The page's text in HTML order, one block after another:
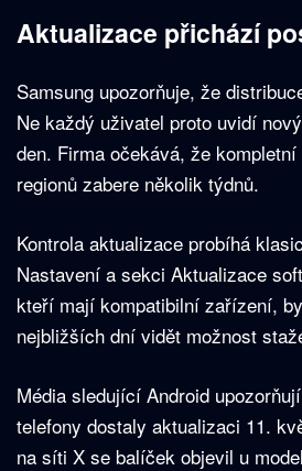
Aktualizace přichází
Samsung upozorňuje, že
Ne každý uživatel proto uvidí
den. Firma očekává, že
regionů zabere několik týdnů.
Kontrola aktualizace probíhá
Nastavení a sekci Aktualizace
kteří mají kompatibilní zařízení,
nejbližších dní vidět možnost
Média sledující Android
telefony dostaly aktualizaci 11.
na síti X se balíček objevil u